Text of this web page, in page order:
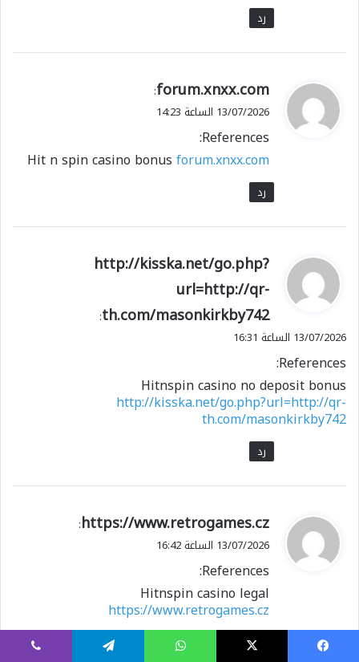
رد
ي
ق
ل
forum.xnxx.com
:
13/07/2026 الساعة 14:23
References:
Hit n spin casino bonusforum.xnxx.com
رد
ي
و
ل
http://kisska.net/go.php?
url=http://qr-
th.com/masonkirkby742
:
13/07/2026 الساعة 16:31
References:
Hitnspin casino no deposit bonus
http://kisska.net/go.php?url=http://qr-
th.com/masonkirkby742
رد
ي
ق
ل
https://www.retrogames.cz
:
13/07/2026 الساعة 16:42
References:
Hitnspin casino legal
https://www.retrogames.cz